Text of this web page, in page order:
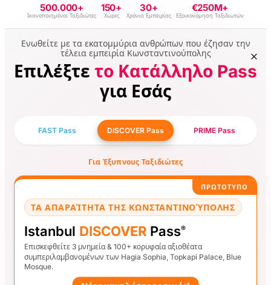
της Κωνσταντινούπολης με τον δικό σας ρυθμό.
500.000+
Ικανοποιημένοι Ταξιδιώτες
150+
Χώρες
30+
Χρόνια Εμπειρίας
€250M+
Εξοικονόμηση Ταξιδιωτών
Ενωθείτε με τα εκατομμύρια ανθρώπων που έζησαν την
τέλεια εμπειρία Κωνσταντινούπολης
Επιλέξτε το Κατάλληλο Pass
για Εσάς
FAST Pass DISCOVER Pass PRIME Pass
Για Έξυπνους Ταξιδιώτες
ΠΡΩΤΟΤΥΠΟ
ΤΑ ΑΠΑΡΑΊΤΗΤΑ ΤΗΣ ΚΩΝΣΤΑΝΤΙΝΟΎΠΟΛΗΣ
Istanbul DISCOVER Pass®
Επισκεφθείτε 3 μνημεία & 100+ κορυφαία αξιοθέατα
συμπεριλαμβανομένων των Hagia Sophia, Topkapi Palace, Blue
Mosque.